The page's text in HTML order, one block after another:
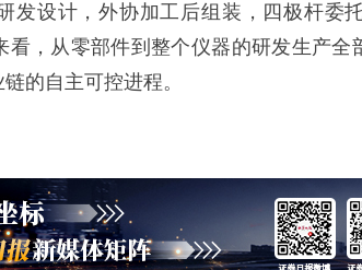
发设计，外协加工后组装，四极杆委
看，从零部件到整个仪器的研发生产
的自主可控进程。